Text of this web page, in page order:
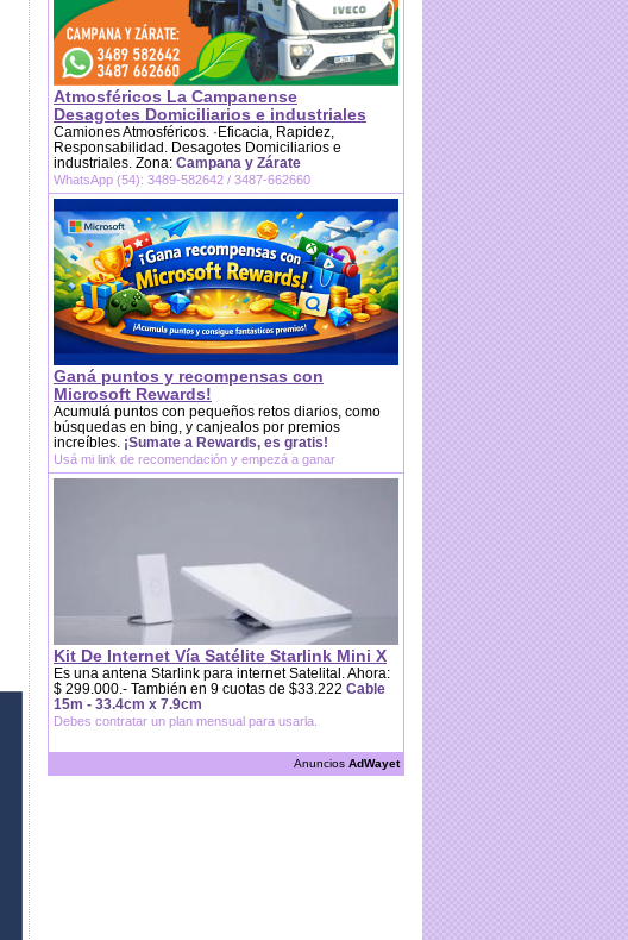
Atmosféricos La Campanense
Desagotes Domiciliarios e industriales
Camiones Atmosféricos. ·Eficacia, Rapidez,
Responsabilidad. Desagotes Domiciliarios e
industriales. Zona: Campana y Zárate
WhatsApp (54): 3489-582642 / 3487-662660
Ganá puntos y recompensas con
Microsoft Rewards!
Acumulá puntos con pequeños retos diarios, como
búsquedas en bing, y canjealos por premios
increíbles. ¡Sumate a Rewards, es gratis!
Usá mi link de recomendación y empezá a ganar
Kit De Internet Vía Satélite Starlink Mini X
Es una antena Starlink para internet Satelital. Ahora:
$ 299.000.- También en 9 cuotas de $33.222 Cable
15m - 33.4cm x 7.9cm
Debes contratar un plan mensual para usarla.
Anuncios AdWayet